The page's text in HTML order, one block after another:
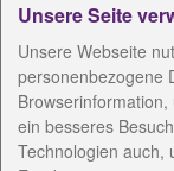
feierten die 84-
offizielle
Das Paar aus
zweiten Stock
Unsere Seite
Unsere Webseite
personenbezogene
ein besseres
Technologien auch,